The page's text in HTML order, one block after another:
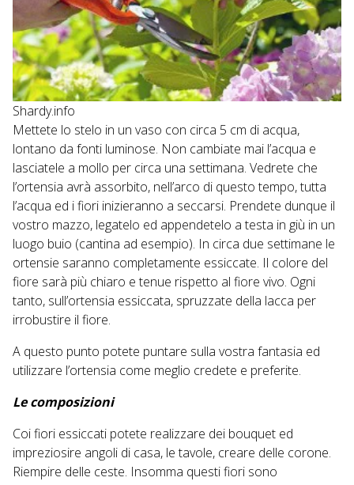
Shardy.info
Mettete lo stelo in un vaso con circa 5 cm di acqua,
lontano da fonti luminose. Non cambiate mai l’acqua e
lasciatele a mollo per circa una settimana. Vedrete che
l’ortensia avrà assorbito, nell’arco di questo tempo, tutta
l’acqua ed i fiori inizieranno a seccarsi. Prendete dunque il
vostro mazzo, legatelo ed appendetelo a testa in giù in un
luogo buio (cantina ad esempio). In circa due settimane le
ortensie saranno completamente essiccate. Il colore del
fiore sarà più chiaro e tenue rispetto al fiore vivo. Ogni
tanto, sull’ortensia essiccata, spruzzate della lacca per
irrobustire il fiore.
A questo punto potete puntare sulla vostra fantasia ed
utilizzare l’ortensia come meglio credete e preferite.
Le composizioni
Coi fiori essiccati potete realizzare dei bouquet ed
impreziosire angoli di casa, le tavole, creare delle corone.
Riempire delle ceste. Insomma questi fiori sono